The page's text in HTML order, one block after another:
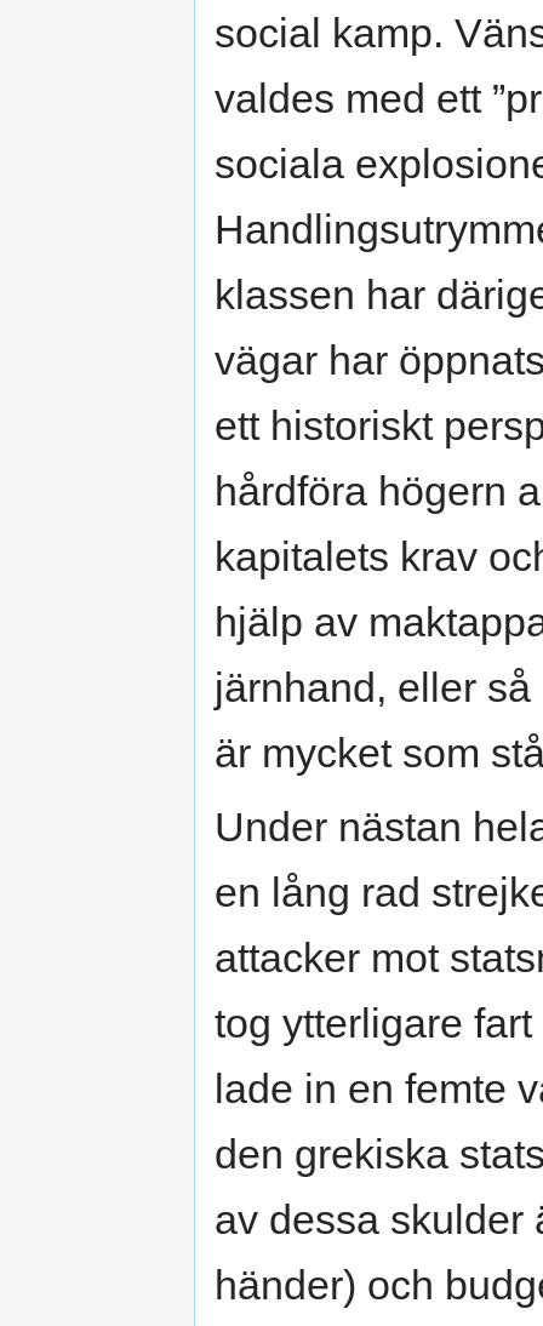
social kamp.
valdes med ett
sociala
klassen har
vägar har
ett historiskt
hårdföra högern
kapitalets krav
hjälp av
järnhand, eller
är mycket som
Under nästan
en lång rad
attacker mot
tog ytterligare
lade in en femte
den grekiska
av dessa skulder
händer) och